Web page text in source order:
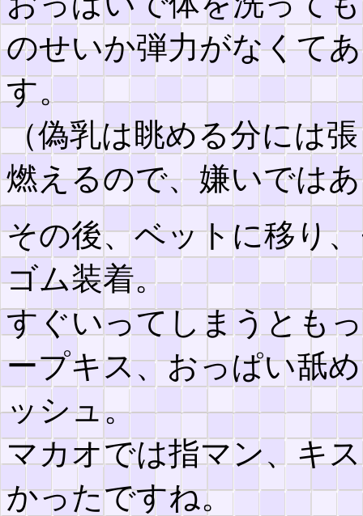
のせいか弾力がなくて
す。
（偽乳は眺める分には
燃えるので、嫌いでは
その後、ベットに移り
ゴム装着。
すぐいってしまうとも
ープキス、おっぱい舐
ッシュ。
マカオでは指マン、キ
かったですね。